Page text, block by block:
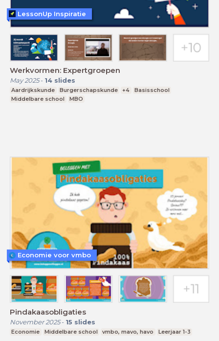
Werkvormen: Expertgroepen
May 2025- 14 slides
Aardrijkskunde Burgerschapskunde +4
Basisschool
Middelbare school
MBO
LessonUp Inspiratie
Pindakaasobligaties
November 2025- 15 slides
Economie Middelbare school vmbo, mavo, havo Leerjaar 1-3
Economie voor vmbo